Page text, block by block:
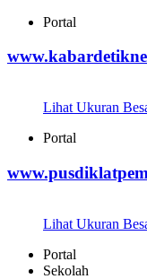
Portal
Lihat Ukuran
Portal
Lihat Ukuran
Portal
Sekolah